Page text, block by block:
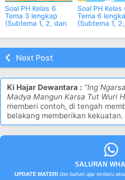
Soal PH Kelas 6
Tema 3 lengkap
(Subtema 1, 2, dan
3)
Soal PH Kelas
Tema 6
(Subtema 1,
3)
Next Post
Ki Hajar Dewantara : “Ing
Madya Mangun Karsa Tut Wuri
memberi contoh, di tengah
belakang memberikan kekuatan.
SALURAN
UPDATE MATERI dan bahan ajar terbaru